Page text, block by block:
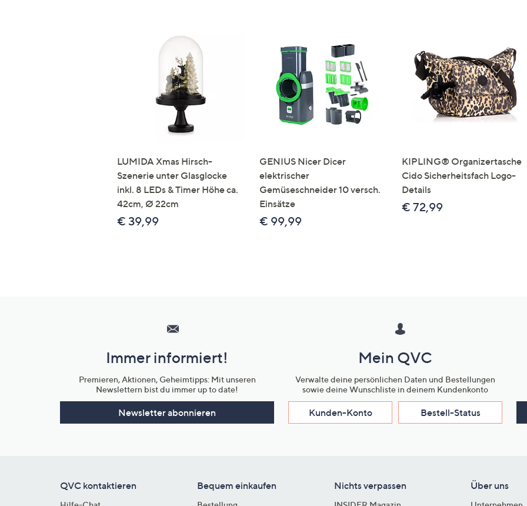
LUMIDA Xmas Hirsch-
Szenerie unter Glasglocke
inkl. 8 LEDs & Timer Höhe ca.
42cm, Ø 22cm
€ 39,99
GENIUS Nicer Dicer
elektrischer
Gemüseschneider 10 versch.
Einsätze
€ 99,99
KIPLING® Organizertasche
Cido Sicherheitsfach Logo-
Details
€ 72,99
Unternehmensinformationen
Immer informiert!
Premieren, Aktionen, Geheimtipps: Mit unseren
Newslettern bist du immer up to date!
Newsletter abonnieren
Mein QVC
Verwalte deine persönlichen Daten und Bestellungen
sowie deine Wunschliste in deinem Kundenkonto
Kunden-Konto Bestell-Status
QVC kontaktieren Bequem einkaufen Nichts verpassen Über uns